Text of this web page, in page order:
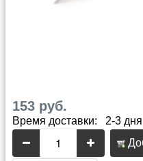
153 руб.
Время доставки: 2-3 дня